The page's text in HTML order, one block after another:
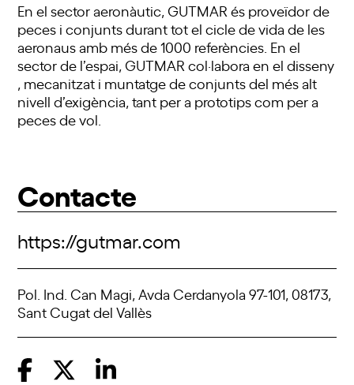
En el sector aeronàutic, GUTMAR és proveïdor de
peces i conjunts durant tot el cicle de vida de les
aeronaus amb més de 1000 referències. En el
sector de l’espai, GUTMAR col·labora en el disseny
, mecanitzat i muntatge de conjunts del més alt
nivell d’exigència, tant per a prototips com per a
peces de vol.
Contacte
https://gutmar.com
Pol. Ind. Can Magi, Avda Cerdanyola 97-101, 08173,
Sant Cugat del Vallès